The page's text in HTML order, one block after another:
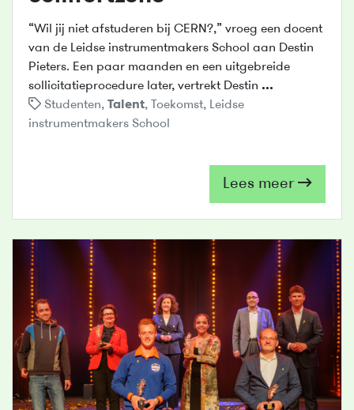
“Wil jij niet afstuderen bij CERN?,” vroeg een docent
van de Leidse instrumentmakers School aan Destin
Pieters. Een paar maanden en een uitgebreide
sollicitatieprocedure later, vertrekt Destin ...
Studenten, Talent, Toekomst, Leidse
instrumentmakers School
Lees meer